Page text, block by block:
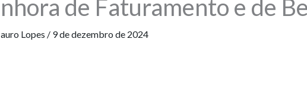
de Faturamento e de
Lopes / 9 de dezembro de 2024